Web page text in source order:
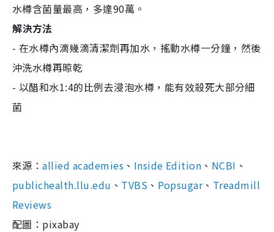
水樽含菌量最高，多達90萬。
解決方法
- 在水樽內滴幾滴清潔劑再加水，搖動水樽一分鐘，然後
沖洗水樽再晾乾
- 以醋和水1:4的比例去浸泡水樽，能有效殺死大部分細
菌
來源：allied academies 、 Inside Edition 、 NCBI 、
publichealth.llu.edu 、 TVBS 、 Popsugar、 Treadmill
Reviews
配圖：pixabay